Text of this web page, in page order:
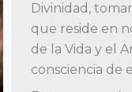
Divinidad,
que reside en
de la Vida y el
consciencia de